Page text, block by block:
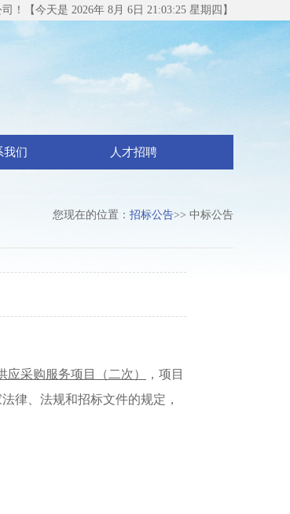
！【今天是 2026年 8月 6日 21:03:26 星期四】
我们 人才招聘
您现在的位置： 招标公告>> 中标公告
应采购服务项目（二次）
，项目
律、法规和招标文件的规定，